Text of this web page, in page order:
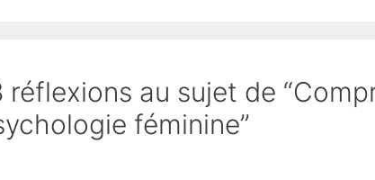
réflexions au sujet de
féminine”